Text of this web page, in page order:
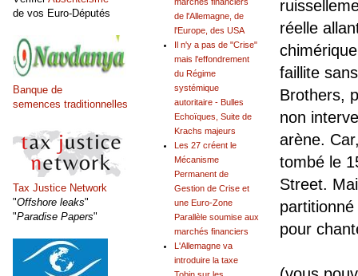
réelle
faillite
Brothers,
non
arène.
tombé le
Street.
pour
de l'Allemagne, de
l'Europe, des USA
Il n'y a pas de "Crise"
mais l'effondrement
du Régime
systémique
autoritaire - Bulles
Echoïques, Suite de
Krachs majeurs
Les 27 créent le
Mécanisme
Permanent de
Gestion de Crise et
une Euro-Zone
Parallèle soumise aux
marchés financiers
L'Allemagne va
introduire la taxe
de vos Euro-Députés
Banque de
semences traditionnelles
Tax Justice Network
"Offshore leaks"
"Paradise Papers"